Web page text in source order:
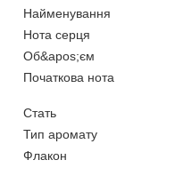
Найменування
Нота серця
Об&apos;єм
Початкова нота
Стать
Тип аромату
Флакон